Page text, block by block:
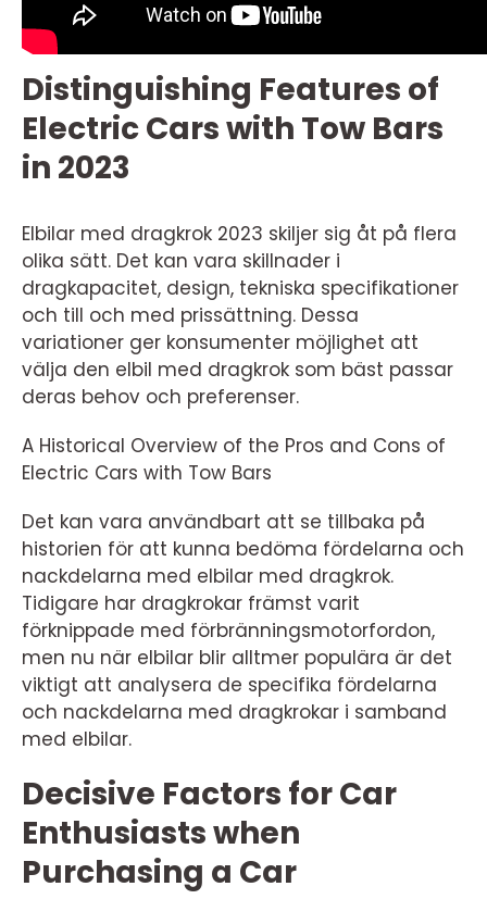
Distinguishing Features of
Electric Cars with Tow Bars
in 2023
Elbilar med dragkrok 2023 skiljer sig åt på flera
olika sätt. Det kan vara skillnader i
dragkapacitet, design, tekniska specifikationer
och till och med prissättning. Dessa
variationer ger konsumenter möjlighet att
välja den elbil med dragkrok som bäst passar
deras behov och preferenser.
A Historical Overview of the Pros and Cons of
Electric Cars with Tow Bars
Det kan vara användbart att se tillbaka på
historien för att kunna bedöma fördelarna och
nackdelarna med elbilar med dragkrok.
Tidigare har dragkrokar främst varit
förknippade med förbränningsmotorfordon,
men nu när elbilar blir alltmer populära är det
viktigt att analysera de specifika fördelarna
och nackdelarna med dragkrokar i samband
med elbilar.
Decisive Factors for Car
Enthusiasts when
Purchasing a Car